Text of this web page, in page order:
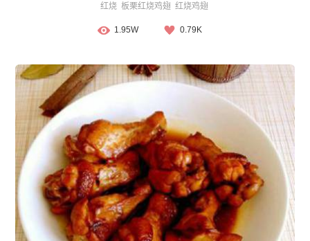
红烧 板栗红烧鸡翅 红烧鸡翅
1.95W 0.79K